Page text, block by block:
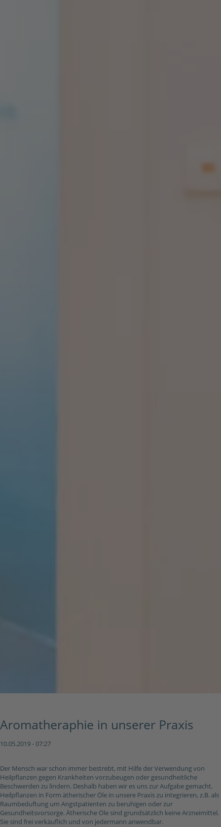
Aromatheraphie in unserer Praxis
10.05.2019 - 07:27
Der Mensch war schon immer bestrebt, mit Hilfe der Verwendung von
Heilpflanzen gegen Krankheiten vorzubeugen oder gesundheitliche
Beschwerden zu lindern. Deshalb haben wir es uns zur Aufgabe gemacht,
Heilpflanzen in Form ätherischer Öle in unsere Praxis zu integrieren, z.B. als
Raumbeduftung um Angstpatienten zu beruhigen oder zur
Gesundheitsvorsorge. Ätherische Öle sind grundsätzlich keine Arzneimittel.
Sie sind frei verkäuflich und von jedermann anwendbar.